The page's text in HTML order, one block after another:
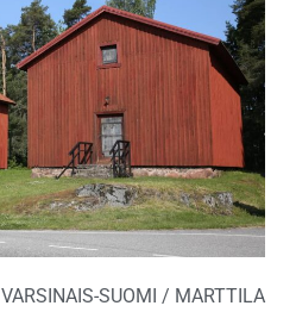
VARSINAIS-SUOMI / MARTTILA